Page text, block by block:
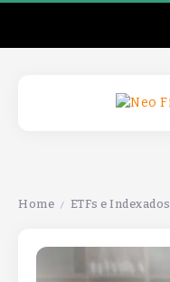
Home / ETFs e Indexados